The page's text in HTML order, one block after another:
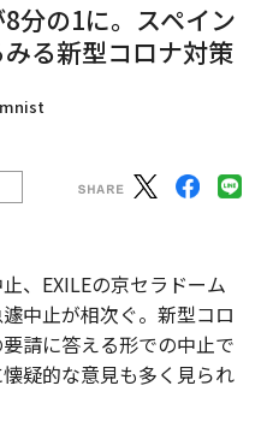
分の1に。スペイン
る新型コロナ対策
、EXILEの京セラドーム
中止が相次ぐ。新型コロ
請に答える形での中止で
疑的な意見も多く見られ